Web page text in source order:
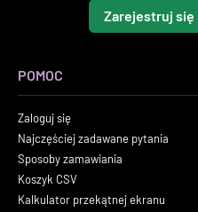
Zarejestruj się
POMOC
Zaloguj się
Najczęściej zadawane pytania
Sposoby zamawiania
Koszyk CSV
Kalkulator przekątnej ekranu